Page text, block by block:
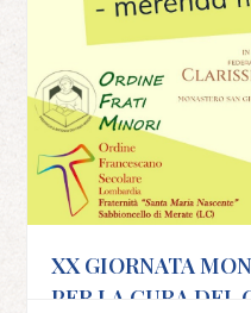
XX GIORNATA
PER LA CURA DEL